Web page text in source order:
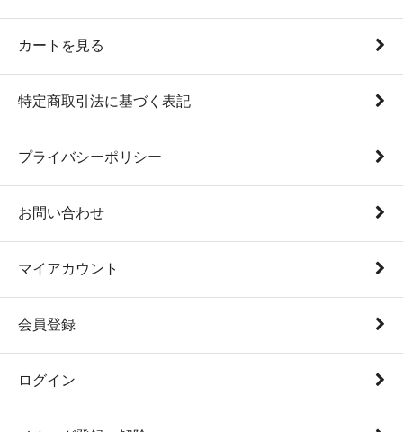
カートを見る
特定商取引法に基づく表記
プライバシーポリシー
お問い合わせ
マイアカウント
会員登録
ログイン